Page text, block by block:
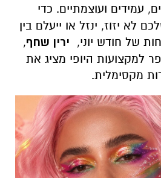
עמידים ועוצמתיים. כדי
לא יזוז, ינזל או ייעלם בין
של חודש יוני, ירין שחף,
למקצועות היופי מציג את
מקסימלית.